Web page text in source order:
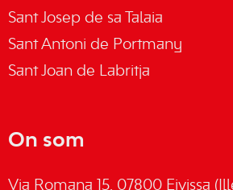
Sant Josep de sa Talaia
Sant Antoni de Portmany
Sant Joan de Labritja
On som
Via Romana 15, 07800 Eivissa